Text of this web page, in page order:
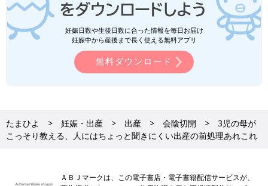
妊娠日数や生後日数に合った情報を毎日お届け
妊娠中から産後まで長く使える無料アプリ
無料ダウンロード
たまひよ 妊娠・出産 出産 会陰切開
3児の母が
こっそり教える、人にはちょっと聞きにくい出産の前処理あれこれ
ＡＢＪマークは、この電子書店・電子書籍配信サービスが、